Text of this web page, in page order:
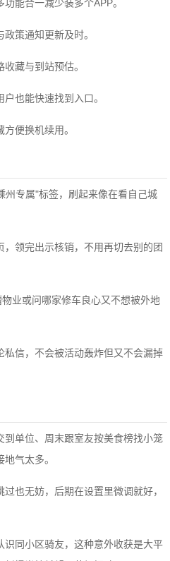
能合一减少装多个APP。
策通知更新及时。
藏与到站预估。
也能快速找到入口。
便换机续用。
州专属"标签，刷起来像在看自己城
领完出示核销，不用再切去别的团
业或问哪家修车良心又不想被外地
信，不会被活动轰炸但又不会漏掉
单位、周末跟室友按美食榜找小笼
气太多。
也无妨，后期在设置里微调就好，
同小区骑友，这种意外收获是大平